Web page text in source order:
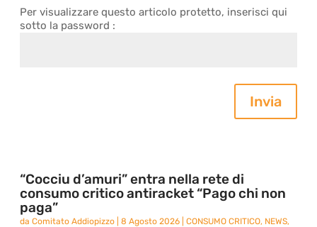
Per visualizzare questo articolo protetto, inserisci qui
sotto la password :
Invia
“Cocciu d’amuri” entra nella rete di
consumo critico antiracket “Pago chi non
paga”
daComitato Addiopizzo |8 Agosto 2026 |CONSUMO CRITICO, NEWS,